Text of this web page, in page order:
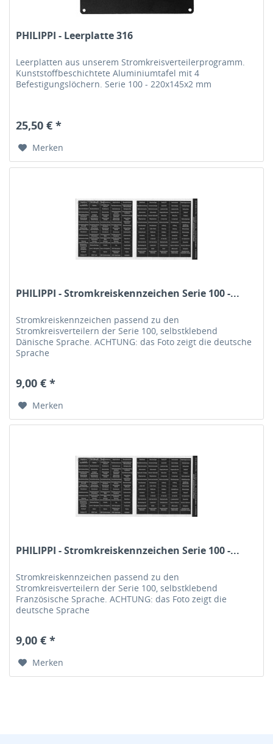
PHILIPPI - Leerplatte 316
Leerplatten aus unserem Stromkreisverteilerprogramm.
Kunststoffbeschichtete Aluminiumtafel mit 4
Befestigungslöchern. Serie 100 - 220x145x2 mm
25,50 € *
Merken
PHILIPPI - Stromkreiskennzeichen Serie 100 -...
Stromkreiskennzeichen passend zu den
Stromkreisverteilern der Serie 100, selbstklebend
Dänische Sprache. ACHTUNG: das Foto zeigt die deutsche
Sprache
9,00 € *
Merken
PHILIPPI - Stromkreiskennzeichen Serie 100 -...
Stromkreiskennzeichen passend zu den
Stromkreisverteilern der Serie 100, selbstklebend
Französische Sprache. ACHTUNG: das Foto zeigt die
deutsche Sprache
9,00 € *
Merken